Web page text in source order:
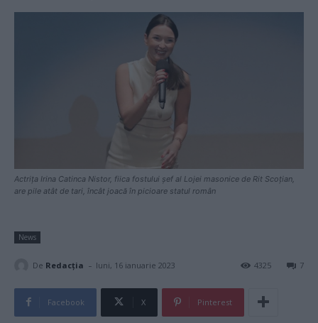
Actrița Irina Catinca Nistor, fiica fostului șef al Lojei masonice de Rit Scoțian,
are pile atât de tari, încât joacă în picioare statul român
News
De Redacţia - luni, 16 ianuarie 2023 7
4325
Facebook X Pinterest